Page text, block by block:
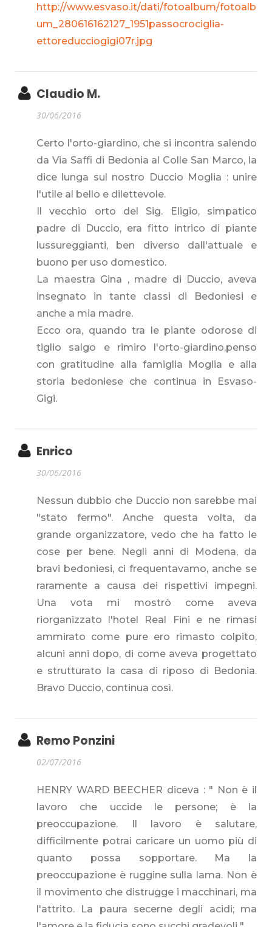
http://www.esvaso.it/dati/fotoalbum/fotoalb
um_280616162127_1951passocrociglia-
ettoreducciogigi07r.jpg
Claudio M.
30/06/2016
Certo l'orto-giardino, che si incontra salendo
da Via Saffi di Bedonia al Colle San Marco, la
dice lunga sul nostro Duccio Moglia : unire
l'utile al bello e dilettevole.
Il vecchio orto del Sig. Eligio, simpatico
padre di Duccio, era fitto intrico di piante
lussureggianti, ben diverso dall'attuale e
buono per uso domestico.
La maestra Gina , madre di Duccio, aveva
insegnato in tante classi di Bedoniesi e
anche a mia madre.
Ecco ora, quando tra le piante odorose di
tiglio salgo e rimiro l'orto-giardino,penso
con gratitudine alla famiglia Moglia e alla
storia bedoniese che continua in Esvaso-
Gigi.
Enrico
30/06/2016
Nessun dubbio che Duccio non sarebbe mai
"stato fermo". Anche questa volta, da
grande organizzatore, vedo che ha fatto le
cose per bene. Negli anni di Modena, da
bravi bedoniesi, ci frequentavamo, anche se
raramente a causa dei rispettivi impegni.
Una vota mi mostrò come aveva
riorganizzato l'hotel Real Fini e ne rimasi
ammirato come pure ero rimasto colpito,
alcuni anni dopo, di come aveva progettato
e strutturato la casa di riposo di Bedonia.
Bravo Duccio, continua così.
Remo Ponzini
02/07/2016
HENRY WARD BEECHER diceva : " Non è il
lavoro che uccide le persone; è la
preoccupazione. Il lavoro è salutare,
difficilmente potrai caricare un uomo più di
quanto possa sopportare. Ma la
preoccupazione è ruggine sulla lama. Non è
il movimento che distrugge i macchinari, ma
l'attrito. La paura secerne degli acidi; ma